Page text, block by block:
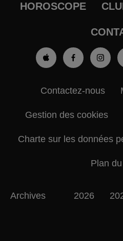
HOROSCOPE
Contactez-nous
Gestion des cookies
Charte sur les données
Plan
Archives 2026